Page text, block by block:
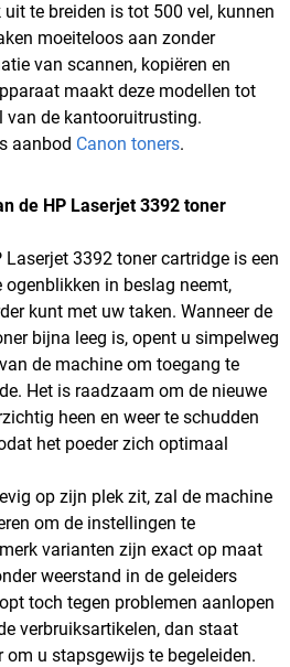
te breiden is tot 500 vel, kunnen
moeiteloos aan zonder
van scannen, kopiëren en
maakt deze modellen tot
van de kantooruitrusting.
aanbod Canon toners.
de HP Laserjet 3392 toner
Laserjet 3392 toner cartridge is een
in beslag neemt,
kunt met uw taken. Wanneer de
bijna leeg is, opent u simpelweg
de machine om toegang te
Het is raadzaam om de nieuwe
heen en weer te schudden
het poeder zich optimaal
op zijn plek zit, zal de machine
om de instellingen te
varianten zijn exact op maat
weerstand in de geleiders
toch tegen problemen aanlopen
verbruiksartikelen, dan staat
u stapsgewijs te begeleiden.